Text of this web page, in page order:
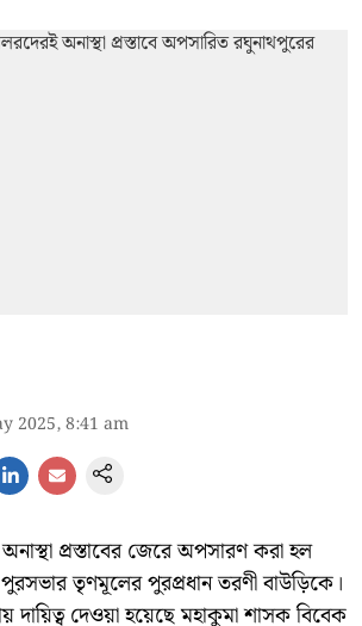
2025, 8:41 am
প্রস্তাবের জেরে অপসারণ করা হল
তৃণমূলের পুরপ্রধান তরণী বাউড়িকে।
দায়িত্ব দেওয়া হয়েছে মহাকুমা শাসক বিবেক